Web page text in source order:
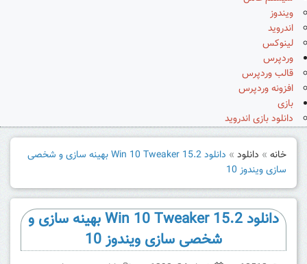
ویندوز
اندروید
لینوکس
وردپرس
قالب وردپرس
افزونه وردپرس
بازی
دانلود بازی اندروید
خانه » دانلود »
دانلود Win 10 Tweaker 15.2 بهینه سازی و شخصی
سازی ویندوز 10
دانلود Win 10 Tweaker 15.2 بهینه سازی و
شخصی سازی ویندوز 10